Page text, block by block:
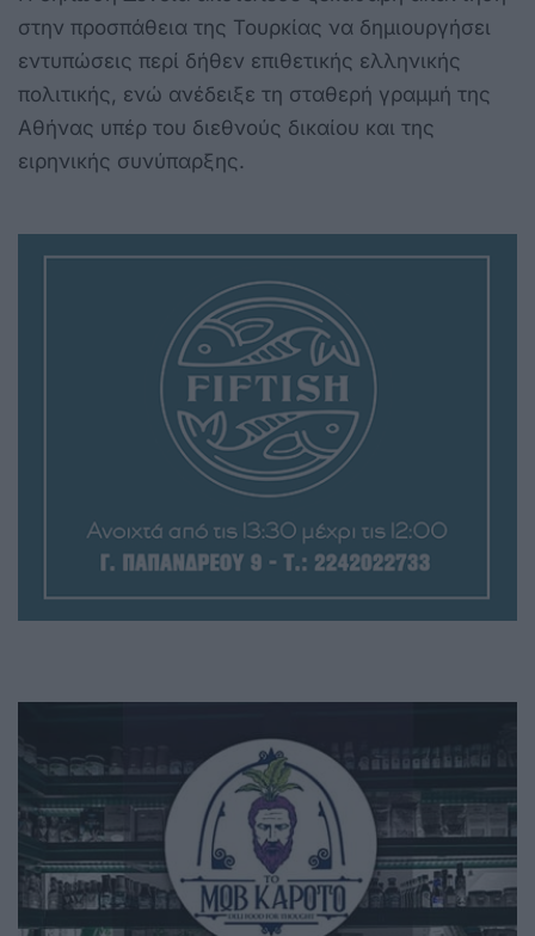
στην προσπάθεια της Τουρκίας να δημιουργήσει
εντυπώσεις περί δήθεν επιθετικής ελληνικής
πολιτικής, ενώ ανέδειξε τη σταθερή γραμμή της
Αθήνας υπέρ του διεθνούς δικαίου και της
ειρηνικής συνύπαρξης.